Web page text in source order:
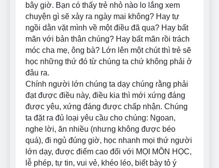
bây giờ. Bạn có thấy trẻ nhỏ nào lo lắng xem
chuyện gì sẽ xảy ra ngày mai không? Hay tự
ngồi dằn vặt mình về một điều đã qua? Hay bất
mãn với bản thân chúng? Hay bất mãn rồi trách
móc cha mẹ, ông bà? Lớn lên một chút thì trẻ sẽ
học những thứ đó từ chúng ta chứ không phải ở
đâu ra.
Chính người lớn chúng ta dạy chúng rằng phải
đạt được điều này, điều kia thì mới xứng đáng
được yêu, xứng đáng được chấp nhận. Chúng
ta đặt ra đủ loại yêu cầu cho chúng: Ngoan,
nghe lời, ăn nhiều (nhưng không được béo
quá), đi ngủ đúng giờ, học nhanh mọi thứ người
lớn dạy, được điểm cao đối với MỌI MÔN HỌC,
lễ phép, tự tin, vui vẻ, khéo léo, biết bày tỏ ý